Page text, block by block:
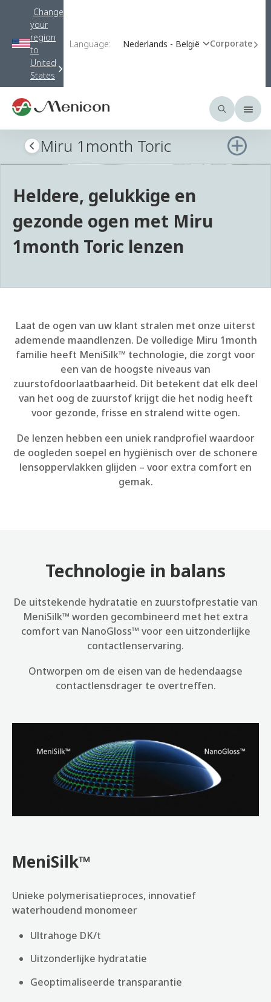
Change
your
region
to
United
States
Language: Nederlands - België Corporate
Miru 1month Toric
Heldere, gelukkige en
gezonde ogen met Miru
1month Toric lenzen
Laat de ogen van uw klant stralen met onze uiterst
ademende maandlenzen. De volledige Miru 1month
familie heeft MeniSilk™ technologie, die zorgt voor
een van de hoogste niveaus van
zuurstofdoorlaatbaarheid. Dit betekent dat elk deel
van het oog de zuurstof krijgt die het nodig heeft
voor gezonde, frisse en stralend witte ogen.
De lenzen hebben een uniek randprofiel waardoor
de oogleden soepel en hygiënisch over de schonere
lensoppervlakken glijden – voor extra comfort en
gemak.
Technologie in balans
De uitstekende hydratatie en zuurstofprestatie van
MeniSilk™ worden gecombineerd met het extra
comfort van NanoGloss™ voor een uitzonderlijke
contactlenservaring.
Ontworpen om de eisen van de hedendaagse
contactlensdrager te overtreffen.
MeniSilk™
Unieke polymerisatieproces, innovatief
waterhoudend monomeer
Ultrahoge DK/t
Uitzonderlijke hydratatie
Geoptimaliseerde transparantie